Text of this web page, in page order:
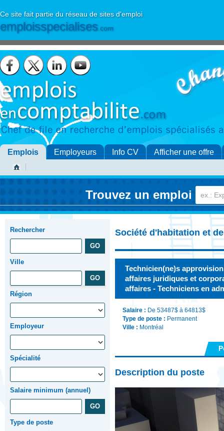
Ce site fait partie du réseau de sites d'emploi
emploisspecialises.com
Emplois Employeurs Info CV Afficher une offre
Trouvez un emploi
Rechercher
Ville
Région
Employeur
Spécialité
Salaire minimum (annuel)
Type de poste
Société d'habitation et
Technicien(ne)s
affaires juridiques et
affaires - Techniciens en
Salaire : De 53487$ à 64813$
Type de poste : Permanent
Ville : Montréal
Description du poste